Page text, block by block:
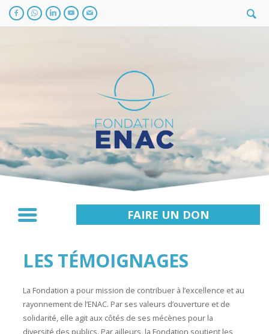
FAIRE UN DON
LES TÉMOIGNAGES
La Fondation a pour mission de contribuer à l’excellence et au
rayonnement de l’ENAC. Par ses valeurs d’ouverture et de
solidarité, elle agit aux côtés de ses mécènes pour la
diversité des publics. Par ailleurs, la Fondation soutient les